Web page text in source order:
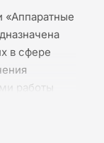
«Аппаратные
в сфере
работы